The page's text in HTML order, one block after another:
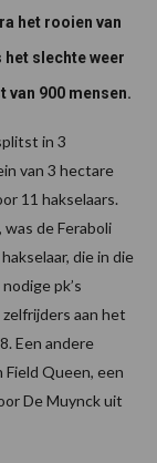
het rooien van
het slechte weer
van 900 mensen.
in 3
van 3 hectare
11 hakselaars.
de Feraboli
die in die
pk’s
aan het
Een andere
Queen, een
De Muynck uit